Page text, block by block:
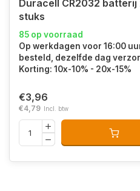
Duracell CR2032 batterij
stuks
85 op voorraad
Op werkdagen voor 16:00
besteld, dezelfde dag
Korting: 10x-10% - 20x-15%
€3,96
€4,79 Incl. btw